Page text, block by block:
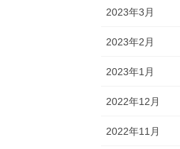
2023年3月
2023年2月
2023年1月
2022年12月
2022年11月